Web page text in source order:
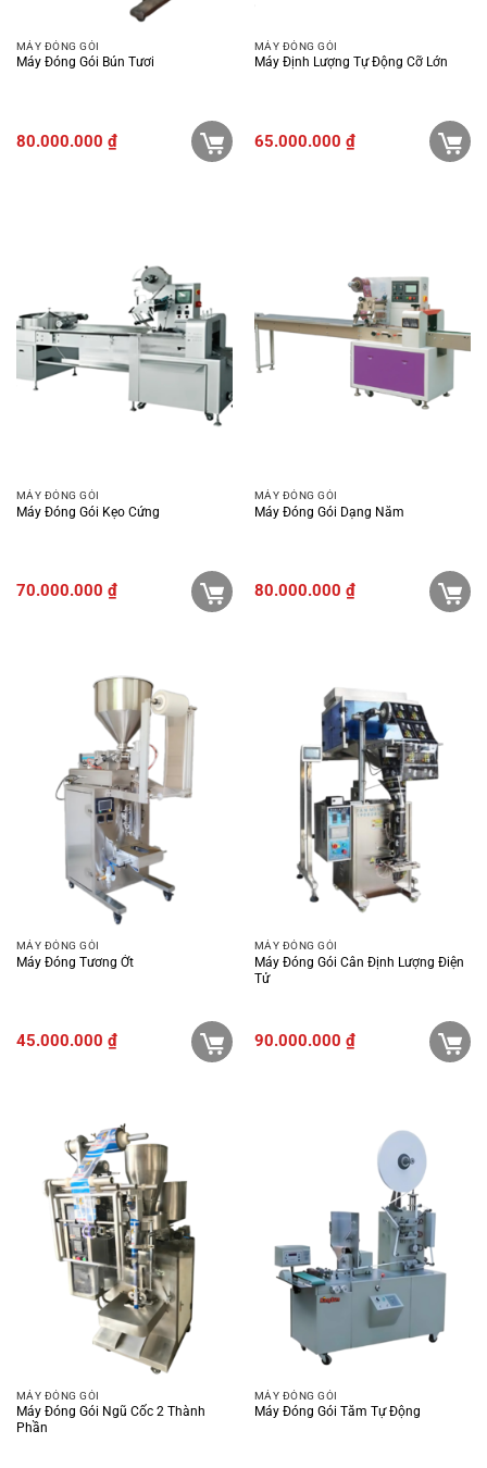
MÁY ĐÓNG GÓI
Máy Đóng Gói Bún Tươi
80.000.000 ₫
MÁY ĐÓNG GÓI
Máy Định Lượng Tự Động Cỡ Lớn
65.000.000 ₫
MÁY ĐÓNG GÓI
Máy Đóng Gói Kẹo Cứng
70.000.000 ₫
MÁY ĐÓNG GÓI
Máy Đóng Gói Dạng Nằm
80.000.000 ₫
MÁY ĐÓNG GÓI
Máy Đóng Tương Ớt
45.000.000 ₫
MÁY ĐÓNG GÓI
Máy Đóng Gói Cân Định Lượng Điện
Tử
90.000.000 ₫
MÁY ĐÓNG GÓI
Máy Đóng Gói Ngũ Cốc 2 Thành
Phần
MÁY ĐÓNG GÓI
Máy Đóng Gói Tăm Tự Động